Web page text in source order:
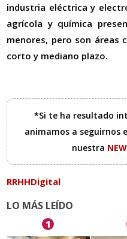
industria eléctrica y
agrícola y química
menores, pero son áreas
corto y mediano plazo.
*Si te ha resultado
animamos a seguirnos
nuestra
RRHHDigital
LO MÁS LEÍDO
1